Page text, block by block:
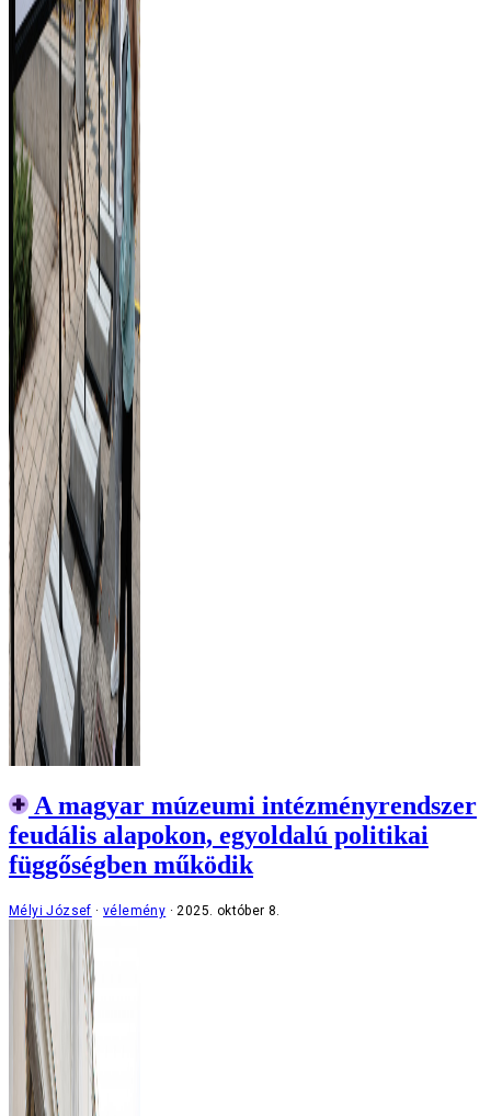
A magyar múzeumi intézményrendszer
feudális alapokon, egyoldalú politikai
függőségben működik
Mélyi József vélemény 2025. október 8.